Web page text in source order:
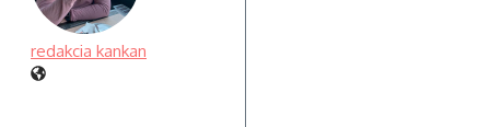
redakcia kankan